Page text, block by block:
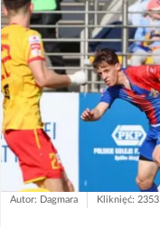
Autor: Dagmara Kliknięć: 2353